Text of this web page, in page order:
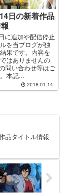
日の新着作品
に追加や配信停止
を当ブログが独
果です。内容を
はありませんの
問い合わせ等はご
本記...
2018.01.14
品タイトル情報